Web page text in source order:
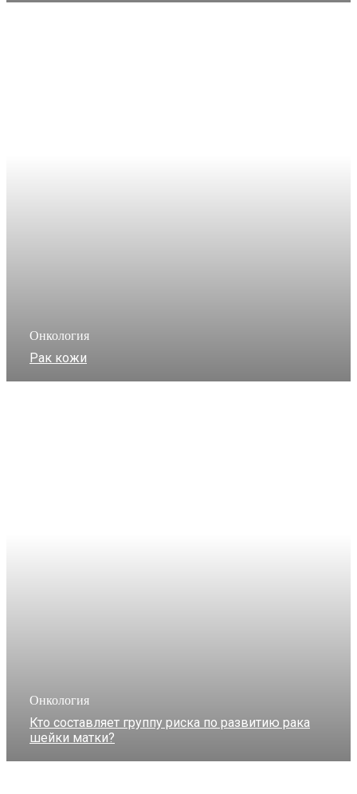
Онкология
Рак кожи
Онкология
Кто составляет группу риска по развитию рака
шейки матки?